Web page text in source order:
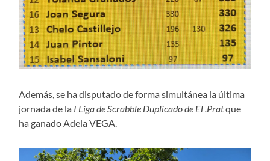
Además, se ha disputado de forma simultánea la última
jornada de la I Liga de Scrabble Duplicado de El .Pratque
ha ganado Adela VEGA.